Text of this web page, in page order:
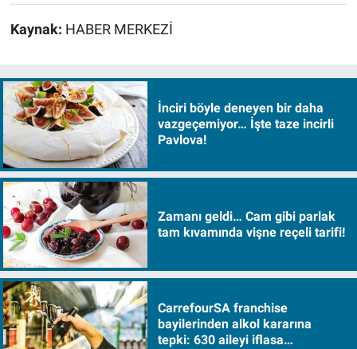
Kaynak: HABER MERKEZİ
İnciri böyle deneyen bir daha
vazgeçemiyor… İşte taze incirli
Pavlova!
Zamanı geldi… Cam gibi parlak
tam kıvamında vişne reçeli tarifi!
CarrefourSA franchise
bayilerinden alkol kararına
tepki: 630 aileyi iflasa